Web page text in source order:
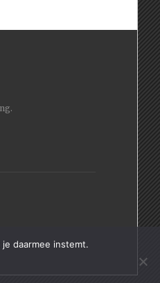
daarmee instemt.